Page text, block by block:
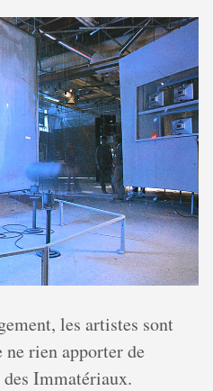
les artistes sont
rien apporter de
Immatériaux.